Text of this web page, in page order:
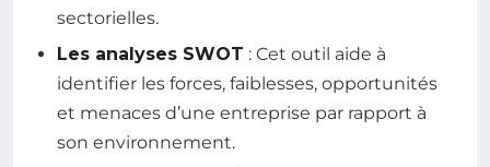
sectorielles.
Les analyses SWOT : Cet outil aide à
identifier les forces, faiblesses, opportunités
et menaces d’une entreprise par rapport à
son environnement.